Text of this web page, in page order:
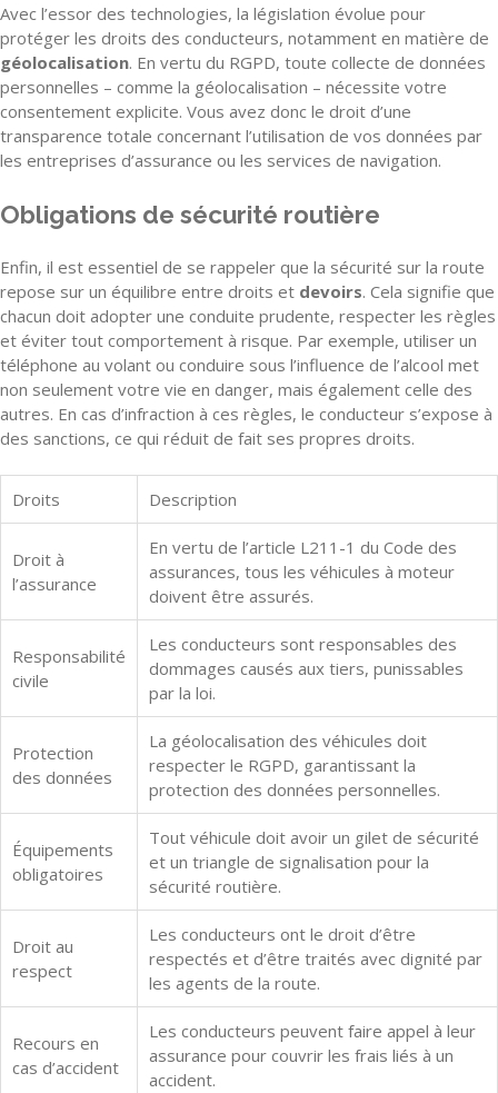
Avec l’essor des technologies, la législation évolue pour
protéger les droits des conducteurs, notamment en matière de
géolocalisation. En vertu du RGPD, toute collecte de données
personnelles – comme la géolocalisation – nécessite votre
consentement explicite. Vous avez donc le droit d’une
transparence totale concernant l’utilisation de vos données par
les entreprises d’assurance ou les services de navigation.
Obligations de sécurité routière
Enfin, il est essentiel de se rappeler que la sécurité sur la route
repose sur un équilibre entre droits et devoirs. Cela signifie que
chacun doit adopter une conduite prudente, respecter les règles
et éviter tout comportement à risque. Par exemple, utiliser un
téléphone au volant ou conduire sous l’influence de l’alcool met
non seulement votre vie en danger, mais également celle des
autres. En cas d’infraction à ces règles, le conducteur s’expose à
des sanctions, ce qui réduit de fait ses propres droits.
Droits Description
Droit à
l’assurance
En vertu de l’article L211-1 du Code des
assurances, tous les véhicules à moteur
doivent être assurés.
Responsabilité
civile
Les conducteurs sont responsables des
dommages causés aux tiers, punissables
par la loi.
Protection
des données
La géolocalisation des véhicules doit
respecter le RGPD, garantissant la
protection des données personnelles.
Équipements
obligatoires
Tout véhicule doit avoir un gilet de sécurité
et un triangle de signalisation pour la
sécurité routière.
Droit au
respect
Les conducteurs ont le droit d’être
respectés et d’être traités avec dignité par
les agents de la route.
Recours en
cas d’accident
Les conducteurs peuvent faire appel à leur
assurance pour couvrir les frais liés à un
accident.